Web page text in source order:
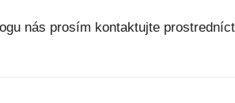
nás prosím kontaktujte